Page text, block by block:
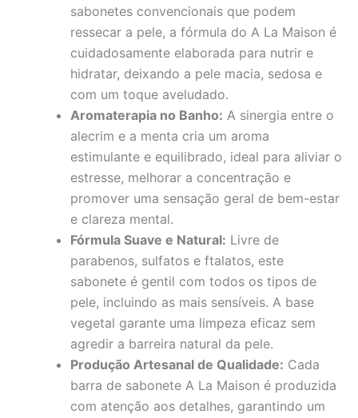
sabonetes convencionais que podem
ressecar a pele, a fórmula do A La Maison é
cuidadosamente elaborada para nutrir e
hidratar, deixando a pele macia, sedosa e
com um toque aveludado.
Aromaterapia no Banho: A sinergia entre o
alecrim e a menta cria um aroma
estimulante e equilibrado, ideal para aliviar o
estresse, melhorar a concentração e
promover uma sensação geral de bem-estar
e clareza mental.
Fórmula Suave e Natural: Livre de
parabenos, sulfatos e ftalatos, este
sabonete é gentil com todos os tipos de
pele, incluindo as mais sensíveis. A base
vegetal garante uma limpeza eficaz sem
agredir a barreira natural da pele.
Produção Artesanal de Qualidade: Cada
barra de sabonete A La Maison é produzida
com atenção aos detalhes, garantindo um